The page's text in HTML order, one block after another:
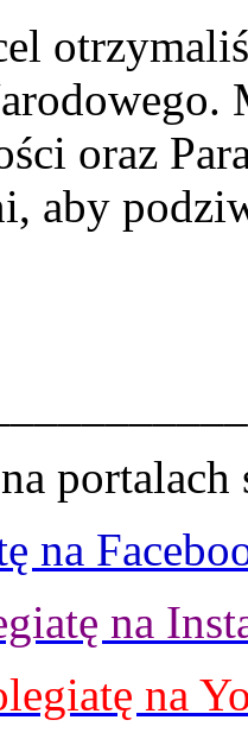
oraz
aby
portalach
na
na
na